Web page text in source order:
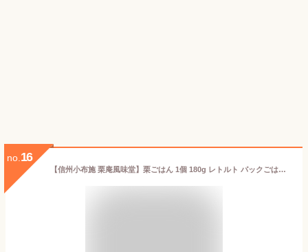
no. 16
【信州小布施 栗庵風味堂】栗ごはん 1個 180g レトルト パックごはん 国産 マロン くり クリ うるち米 おせち料理 お土産 御中元 御歳暮 御年賀 非常食 小布施町 長野県 北信濃